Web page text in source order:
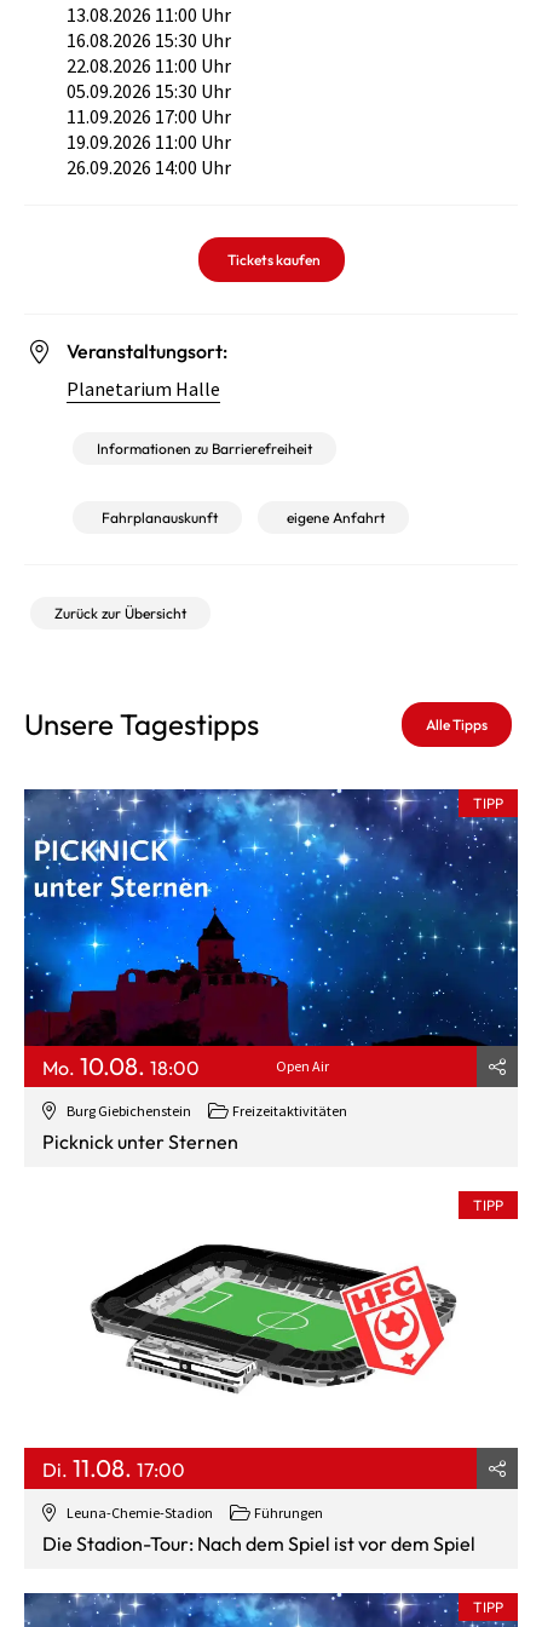
13.08.2026 11:00 Uhr
16.08.2026 15:30 Uhr
22.08.2026 11:00 Uhr
05.09.2026 15:30 Uhr
11.09.2026 17:00 Uhr
19.09.2026 11:00 Uhr
26.09.2026 14:00 Uhr
Tickets kaufen
Veranstaltungsort:
Planetarium Halle
Informationen zu Barrierefreiheit
Fahrplanauskunft eigene Anfahrt
Zurück zur Übersicht
Unsere Tagestipps Alle Tipps
Burg Giebichenstein Freizeitaktivitäten
TIPP
Mo. 10.08. 18:00 Open Air
Picknick unter Sternen
Leuna-Chemie-Stadion Führungen
TIPP
Di. 11.08. 17:00
Die Stadion-Tour: Nach dem Spiel ist vor dem Spiel
TIPP